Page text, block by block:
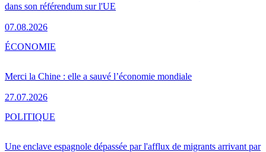
dans son référendum sur l'UE
07.08.2026
Merci la Chine : elle a sauvé l’économie mondiale
27.07.2026
ÉCONOMIE
Une enclave espagnole dépassée par l'afflux de migrants arrivant par
POLITIQUE